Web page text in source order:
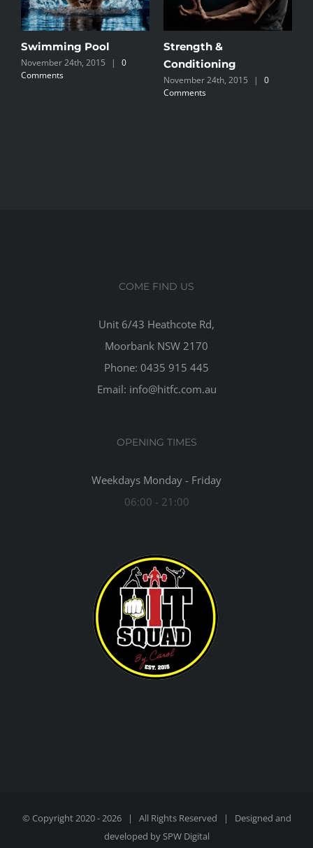
Swimming Pool
November 24th, 2015 |
0
Comments
Strength &
Conditioning
November 24th, 2015 |
0
Comments
COME FIND US
Unit 6/43 Heathcote Rd,
Moorbank NSW 2170
Phone: 0435 915 445
Email: info@hitfc.com.au
OPENING TIMES
Weekdays Monday - Friday
06:00 - 21:00
© Copyright 2020 -2026 | All Rights Reserved | Designed and
developed bySPW Digital